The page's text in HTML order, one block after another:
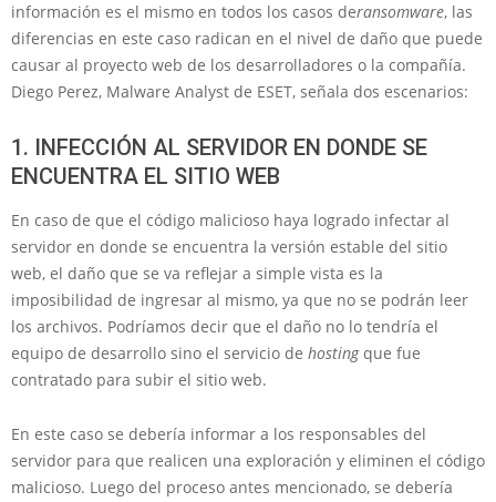
información es el mismo en todos los casos deransomware, las
diferencias en este caso radican en el nivel de daño que puede
causar al proyecto web de los desarrolladores o la compañía.
Diego Perez, Malware Analyst de ESET, señala dos escenarios:
1. INFECCIÓN AL SERVIDOR EN DONDE SE
ENCUENTRA EL SITIO WEB
En caso de que el código malicioso haya logrado infectar al
servidor en donde se encuentra la versión estable del sitio
web, el daño que se va reflejar a simple vista es la
imposibilidad de ingresar al mismo, ya que no se podrán leer
los archivos. Podríamos decir que el daño no lo tendría el
equipo de desarrollo sino el servicio de hostingque fue
contratado para subir el sitio web.
En este caso se debería informar a los responsables del
servidor para que realicen una exploración y eliminen el código
malicioso. Luego del proceso antes mencionado, se debería